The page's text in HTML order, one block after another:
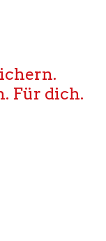
Für dich.